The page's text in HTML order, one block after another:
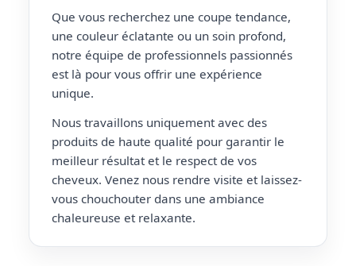
Que vous recherchez une coupe tendance,
une couleur éclatante ou un soin profond,
notre équipe de professionnels passionnés
est là pour vous offrir une expérience
unique.
Nous travaillons uniquement avec des
produits de haute qualité pour garantir le
meilleur résultat et le respect de vos
cheveux. Venez nous rendre visite et laissez-
vous chouchouter dans une ambiance
chaleureuse et relaxante.